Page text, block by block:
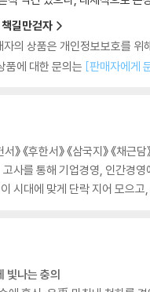
책길만걷자
자의 상품은 개인정보보호를 위
품에 대한 문의는 [판매자에게
서》 《후한서》 《삼국지》 《채
고사를 통해 기업경영, 인간경
시대에 맞게 단락 지어 모으
빛나는 충의